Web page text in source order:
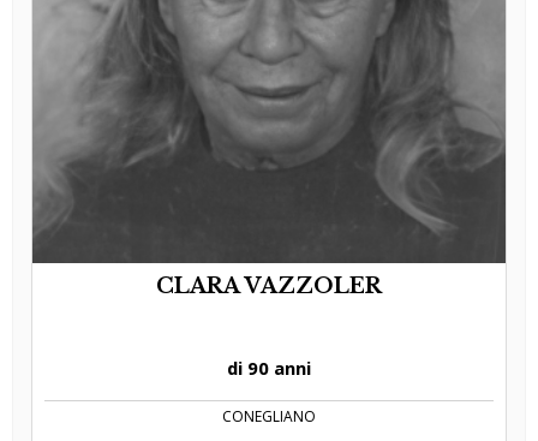
CLARA VAZZOLER
di 90 anni
CONEGLIANO